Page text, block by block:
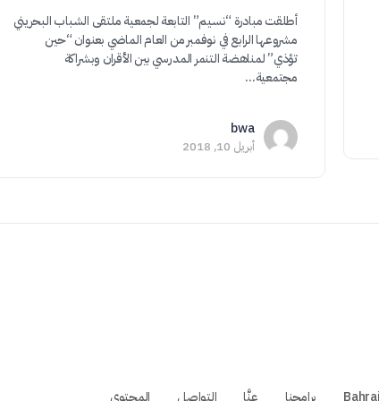
أطلقت مبادرة “نسيم” التابعة لجمعية ملتقى الشباب البحريني
مشروعها الرابع في نوفمبر من العام الماضي بعنوان “حين
تؤذي” لمناهضة التنمر المدرسي بين الأقران وبشراكة
مجتمعية…
bwa
أبريل 10, 2018
برامجنا عنَّا التواصل المحتوى